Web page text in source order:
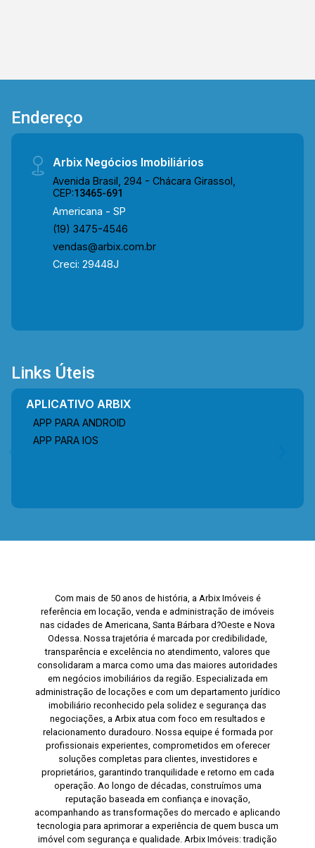
Endereço
Arbix Negócios Imobiliários
Avenida Brasil, 294 - Chácara Girassol,
CEP:13465-691
Americana - SP
(19) 3475-4546
vendas@arbix.com.br
Creci: 29448J
Links Úteis
APLICATIVO ARBIX
APP PARA ANDROID
APP PARA IOS
Com mais de 50 anos de história, a Arbix Imóveis é
referência em locação, venda e administração de imóveis
nas cidades de Americana, Santa Bárbara d?Oeste e Nova
Odessa. Nossa trajetória é marcada por credibilidade,
transparência e excelência no atendimento, valores que
consolidaram a marca como uma das maiores autoridades
em negócios imobiliários da região. Especializada em
administração de locações e com um departamento jurídico
imobiliário reconhecido pela solidez e segurança das
negociações, a Arbix atua com foco em resultados e
relacionamento duradouro. Nossa equipe é formada por
profissionais experientes, comprometidos em oferecer
soluções completas para clientes, investidores e
proprietários, garantindo tranquilidade e retorno em cada
operação. Ao longo de décadas, construímos uma
reputação baseada em confiança e inovação,
acompanhando as transformações do mercado e aplicando
tecnologia para aprimorar a experiência de quem busca um
imóvel com segurança e qualidade. Arbix Imóveis: tradição